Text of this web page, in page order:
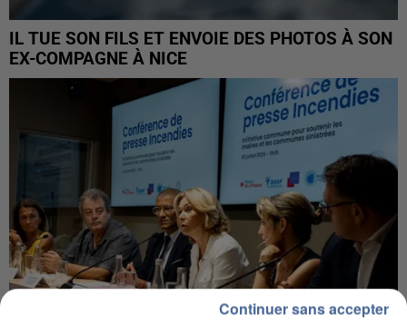
IL TUE SON FILS ET ENVOIE DES PHOTOS À SON
EX-COMPAGNE À NICE
Continuer sans accepter